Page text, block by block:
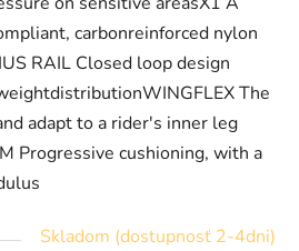
carbonreinforced nylon
RAIL Closed loop design
The
adapt to a rider's inner leg
Progressive cushioning, with a
Skladom (dostupnosť 2-4dni)